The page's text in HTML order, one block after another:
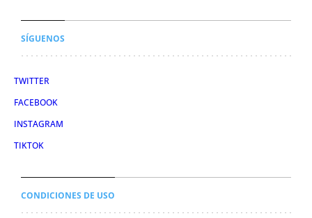
SÍGUENOS
TWITTER
FACEBOOK
INSTAGRAM
TIKTOK
CONDICIONES DE USO